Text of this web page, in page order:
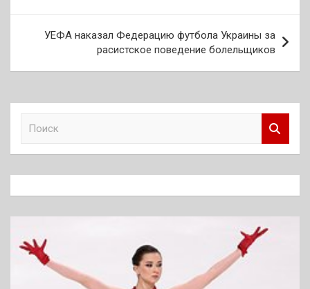
записям
УЕФА наказал Федерацию футбола Украины за
расистское поведение болельщиков
к